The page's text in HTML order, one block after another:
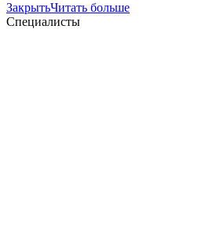
ЗакрытьЧитать больше
Специалисты